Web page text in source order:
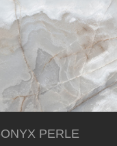
PERLE